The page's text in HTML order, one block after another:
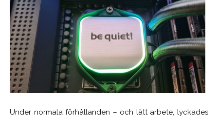
Under normala förhållanden – och lätt arbete, lyckades